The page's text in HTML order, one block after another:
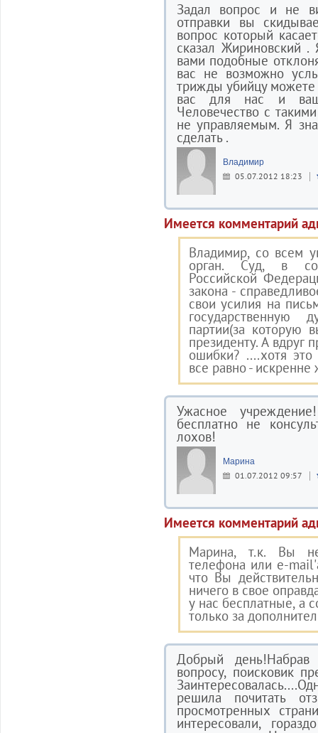
Задал вопрос и не
отправки вы
вопрос который
сказал Жириновский
вами подобные
вас не возможно
трижды убийцу можете
вас для нас и
Человечество с
не управляемым. Я
сделать .
Владимир
05.07.2012 18:23
Имеется комментарий
Владимир, со всем
орган. Суд, в
Российской
закона -
свои усилия на
партии(за которую
президенту. А вдруг
ошибки? ....хотя
все равно -
Ужасное
бесплатно не
лохов!
Марина
01.07.2012 09:57
Имеется комментарий
Марина, т.к. Вы не
телефона или e-
что Вы
ничего в свое
у нас бесплатные, а
только за
Добрый
вопросу, поисковик
решила почитать
просмотренных
интересовали,